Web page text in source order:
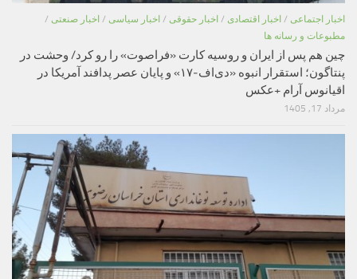
اخبار اجتماعی / اخبار اقتصادی / اخبار حقوقی / اخبار سیاسی / اخبار صنعتی /
مطبوعات و رسانه ها
چین هم پس از ایران و روسیه کارت «فراصوت» را رو کرد/ وحشت در
پنتاگون؛ استقرار انبوه «دی‌اف‑۱۷» و پایان عصر پدافند آمریکا در
اقیانوس آرام +عکس
مرداد 17, 1405